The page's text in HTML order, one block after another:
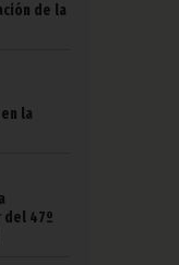
de la
la
47º